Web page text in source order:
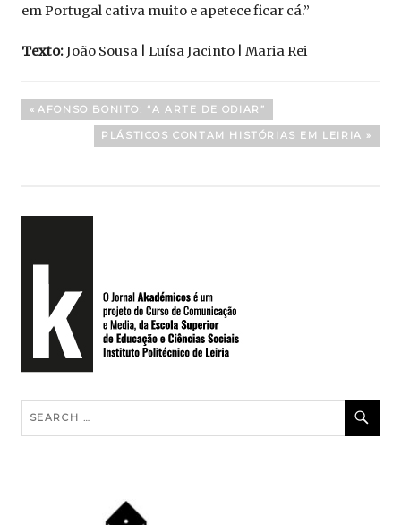
em Portugal cativa muito e apetece ficar cá.”
Texto:João Sousa | Luísa Jacinto | Maria Rei
Navegação
PREVIOUS
AFONSO BONITO: “A ARTE DE ODIAR”
NEXT
POST:
PLÁSTICOS CONTAM HISTÓRIAS EM LEIRIA